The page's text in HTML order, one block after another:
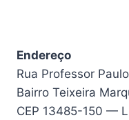
Endereço
Rua Professor
Bairro Teixeira
CEP 13485-150 —